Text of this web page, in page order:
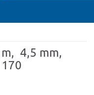
 4,5 mm,